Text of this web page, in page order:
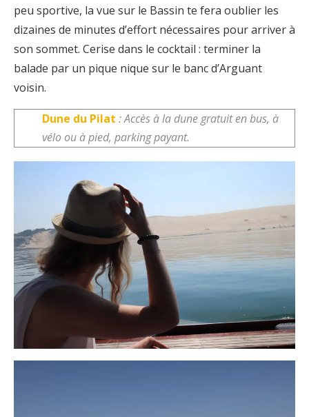
peu sportive, la vue sur le Bassin te fera oublier les
dizaines de minutes d’effort nécessaires pour arriver à
son sommet. Cerise dans le cocktail : terminer la
balade par un pique nique sur le banc d’Arguant
voisin.
Dune du Pilat : Accès à la dune gratuit en bus, à
vélo ou à pied, parking payant.